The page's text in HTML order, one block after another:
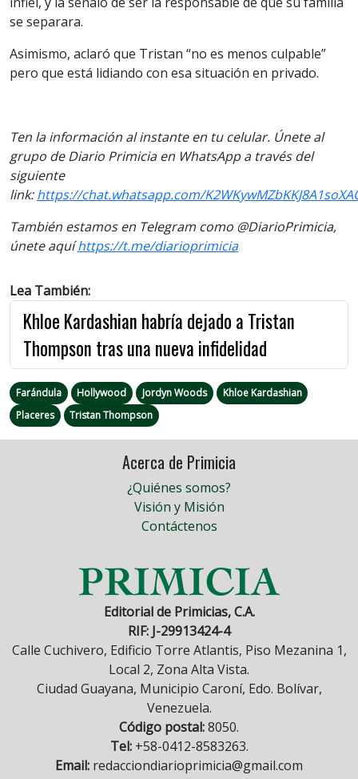
se separara.
Asimismo, aclaró que Tristan “no es menos culpable”
pero que está lidiando con esa situación en privado.
Ten la información al instante en tu celular. Únete al
grupo de Diario Primicia en WhatsApp a través del
siguiente
link:https://chat.whatsapp.com/
También estamos en Telegram como @DiarioPrimicia,
únete aquíhttps://t.me/diarioprimicia
Lea También:
Khloe Kardashian habría dejado a Tristan
Thompson tras una nueva infidelidad
Farándula Hollywood Jordyn Woods
Khloe Kardashian
Placeres
Tristan Thompson
Acerca de Primicia
¿Quiénes somos?
Visión y Misión
Contáctenos
Editorial de Primicias, C.A.
RIF: J-29913424-4
Calle Cuchivero, Edificio Torre Atlantis, Piso Mezanina 1,
Local 2, Zona Alta Vista.
Ciudad Guayana, Municipio Caroní, Edo. Bolívar,
Venezuela.
Código postal:8050.
Tel:+58-0412-8583263.
Email: redacciondiarioprimicia@gmail.com